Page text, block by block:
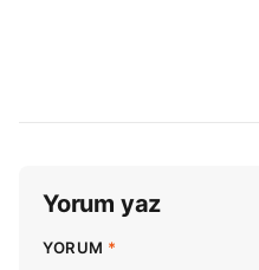
Yorum yaz
YORUM *